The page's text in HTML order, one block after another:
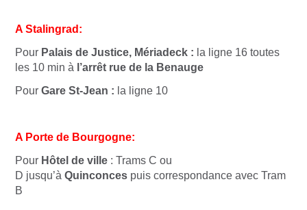
A Stalingrad:
Pour Palais de Justice, Mériadeck : la ligne 16 toutes
les 10 min à l’arrêt rue de la Benauge
Pour Gare St-Jean : la ligne 10
A Porte de Bourgogne:
Pour Hôtel de ville : Trams C ou
D jusqu’à Quinconces puis correspondance avec Tram
B